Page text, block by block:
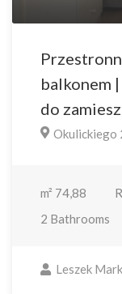
balkonem
do
Okulickiego
m² 74,88
2 Bathrooms
Leszek